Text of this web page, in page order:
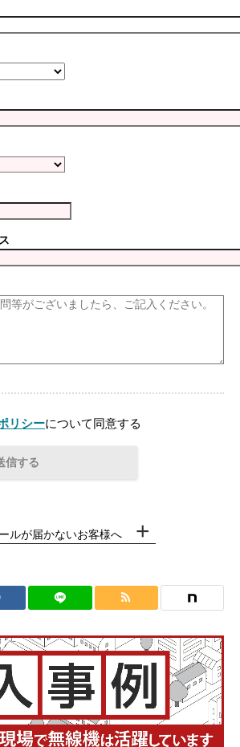
リシーについて同意する
ルが届かないお客様へ